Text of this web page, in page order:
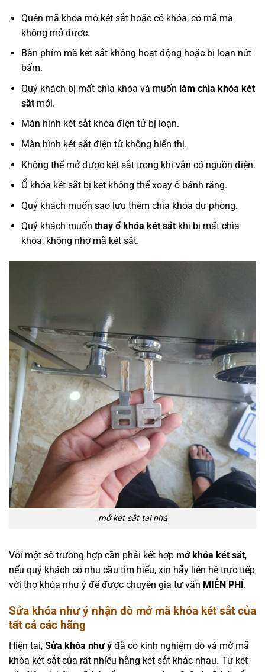
Quên mã khóa mở két sắt hoặc có khóa, có mã mà
không mở được.
Bàn phím mã két sắt không hoạt động hoặc bị loạn nút
bấm.
Quý khách bị mất chìa khóa và muốn làm chìa khóa két
sắtmới.
Màn hình két sắt khóa điện tử bị loạn.
Màn hình két sắt điện tử không hiển thị.
Không thể mở được két sắt trong khi vẫn có nguồn điện.
Ổ khóa két sắt bị kẹt không thể xoay ổ bánh răng.
Quý khách muốn sao lưu thêm chìa khóa dự phòng.
Quý khách muốn thay ổ khóa két sắtkhi bị mất chìa
khóa, không nhớ mã két sắt.
mở két sắt tại nhà
Với một số trường hợp cần phải kết hợp mở khóa két sắt,
nếu quý khách có nhu cầu tìm hiểu, xin hãy liên hệ trực tiếp
với thợ khóa như ý để được chuyên gia tư vấn MIỄN PHÍ.
Sửa khóa như ý nhận dò mở mã khóa két sắt của
tất cả các hãng
Hiện tại, Sửa khóa như ý đã có kinh nghiệm dò và mở mã
khóa két sắt của rất nhiều hãng két sắt khác nhau. Từ két